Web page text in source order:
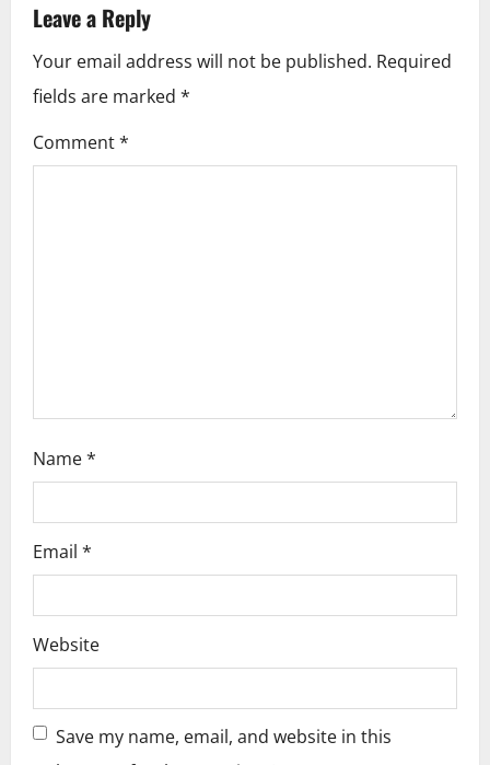
v
i
g
a
Leave a Reply
Your email address will not be published. Required
fields are marked *
Comment*
Name*
Email *
Website
Save my name, email, and website in this